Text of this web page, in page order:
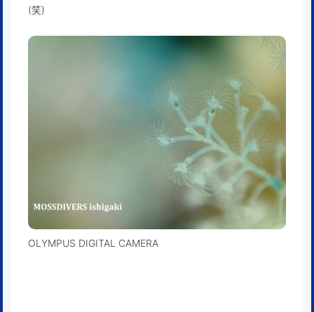
(笑)
OLYMPUS DIGITAL CAMERA